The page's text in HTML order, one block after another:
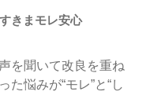
きまモレ安心
を聞いて改良を重ね
悩みが“モレ”と“し